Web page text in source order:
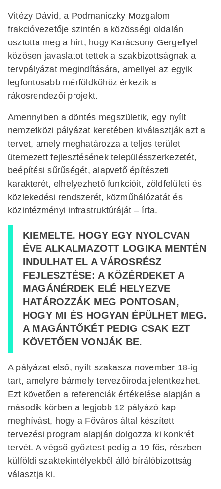
Vitézy Dávid, a Podmaniczky Mozgalom
frakcióvezetője szintén a közösségi oldalán
osztotta meg a hírt, hogy Karácsony Gergellyel
közösen javaslatot tettek a szakbizottságnak a
tervpályázat megindítására, amellyel az egyik
legfontosabb mérföldkőhöz érkezik a
rákosrendezői projekt.
Amennyiben a döntés megszületik, egy nyílt
nemzetközi pályázat keretében kiválasztják azt a
tervet, amely meghatározza a teljes terület
ütemezett fejlesztésének településszerkezetét,
beépítési sűrűségét, alapvető építészeti
karakterét, elhelyezhető funkcióit, zöldfelületi és
közlekedési rendszerét, közműhálózatát és
közintézményi infrastruktúráját – írta.
KIEMELTE, HOGY EGY NYOLCVAN
ÉVE ALKALMAZOTT LOGIKA MENTÉN
INDULHAT EL A VÁROSRÉSZ
FEJLESZTÉSE: A KÖZÉRDEKET A
MAGÁNÉRDEK ELÉ HELYEZVE
HATÁROZZÁK MEG PONTOSAN,
HOGY MI ÉS HOGYAN ÉPÜLHET MEG.
A MAGÁNTŐKÉT PEDIG CSAK EZT
KÖVETŐEN VONJÁK BE.
A pályázat első, nyílt szakasza november 18-ig
tart, amelyre bármely tervezőiroda jelentkezhet.
Ezt követően a referenciák értékelése alapján a
második körben a legjobb 12 pályázó kap
meghívást, hogy a Főváros által készített
tervezési program alapján dolgozza ki konkrét
tervét. A végső győztest pedig a 19 fős, részben
külföldi szaktekintélyekből álló bírálóbizottság
választja ki.